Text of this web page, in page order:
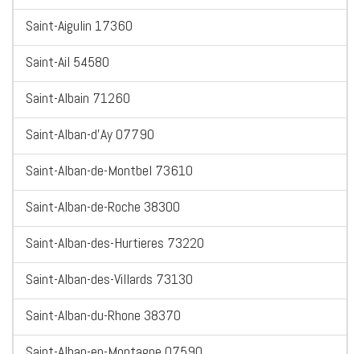
Saint-Aigulin 17360
Saint-Ail 54580
Saint-Albain 71260
Saint-Alban-d'Ay 07790
Saint-Alban-de-Montbel 73610
Saint-Alban-de-Roche 38300
Saint-Alban-des-Hurtieres 73220
Saint-Alban-des-Villards 73130
Saint-Alban-du-Rhone 38370